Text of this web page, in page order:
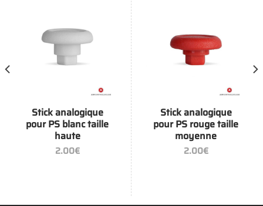
Stick analogique
pour PS blanc taille
haute
2.00€
Stick analogique
pour PS rouge taille
moyenne
2.00€